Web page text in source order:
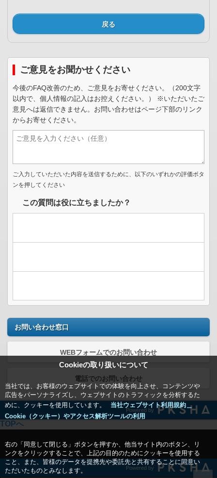
Cookieの取り扱いについて
当社では、お客様のウェブサイトでの体験を向上させ、コンテンツや
広告をパーソナライズし、ウェブサイトのトラフィックを分析するた
めに、クッキーを使用しています。
当社ウェブサイト利用規約＿
Cookie（クッキー）やアクセス解析ツールの利用
右の「同意して閉じる」ボタンを押すか、他当サイト内のボタン、リ
ンクをクリックすることで、上記の目的のためにクッキーを使用する
こと、また、皆様のデータを提携先や委託先と共有することに同意い
ただいたものとみなします。
戻る
ご意見をお聞かせください
今後のFAQ改善のため、ご意見をお寄せください。（200文字
以内で、個人情報の記入はお控えください。） ※いただいたご
意見へは返信できません。お問い合わせはページ下部のリンク
からお寄せください。
ご入力していただいた内容を送信するために、以下のいずれかの評価ボタ
ンを押してください
この質問は役に立ちましたか？
お問い合わせ窓口
WEBフォームでのお問い合わせ
電話でのお問い合わせ
Powered by
TOPへ
Powered by